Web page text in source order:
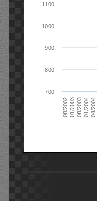
08/200201/200308/200301/200404/2004
700
800
900
1000
1100